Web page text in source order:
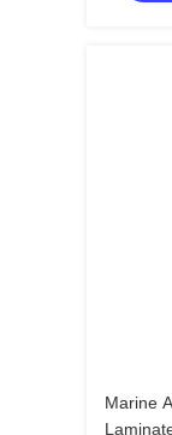
Marine